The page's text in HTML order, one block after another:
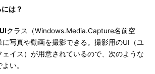
は？
クラス（Windows.Media.Capture名前空
に写真や動画を撮影できる。撮影用のUI（ユ
ェイス）が用意されているので、次のような
い。